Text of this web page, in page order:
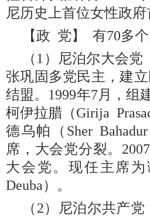
尼历史上首位女性政府
【政 党】 有70多
（1）尼泊尔大会
张巩固多党民主，建
结盟。1999年7月，组
柯伊拉腊（Girija
德乌帕（Sher
席，大会党分裂。
大会党。现任主席为
Deuba）。
（2）尼泊尔共产